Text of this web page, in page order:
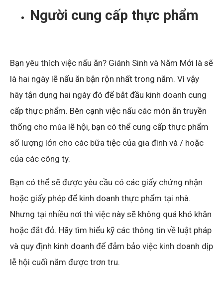
Người cung cấp thực phẩm
Bạn yêu thích việc nấu ăn? Giánh Sinh và Năm Mới là sẽ
là hai ngày lễ nấu ăn bận rộn nhất trong năm. Vì vậy
hãy tận dụng hai ngày đó để bắt đầu kinh doanh cung
cấp thực phẩm. Bên cạnh việc nấu các món ăn truyền
thống cho mùa lễ hội, bạn có thể cung cấp thực phẩm
số lượng lớn cho các bữa tiệc của gia đình và / hoặc
của các công ty.
Bạn có thể sẽ được yêu cầu có các giấy chứng nhận
hoặc giấy phép để kinh doanh thực phẩm tại nhà.
Nhưng tại nhiều nơi thì việc này sẽ không quá khó khăn
hoặc đắt đỏ. Hãy tìm hiểu kỹ các thông tin về luật pháp
và quy định kinh doanh để đảm bảo việc kinh doanh dịp
lễ hội cuối năm được trơn tru.